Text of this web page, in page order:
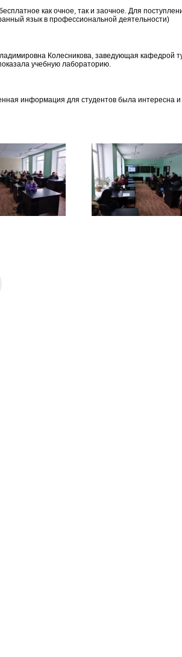
как очное, так и заочное. Для
язык в профессиональной деятельности)
Колесникова, заведующая кафедрой
учебную лабораторию.
информация для студентов была интересна и